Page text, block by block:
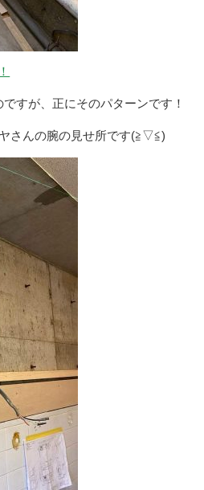
すが、正にそのパターンです！
さんの腕の見せ所です(≧▽≦)